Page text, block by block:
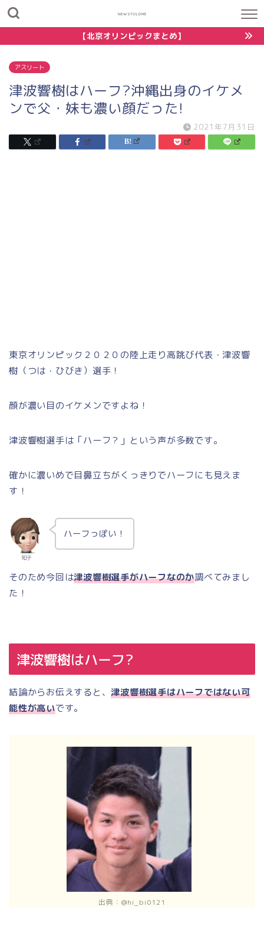
NEWSTOLDME
【北京オリンピックまとめ】
アスリート
津波響樹はハーフ?沖縄出身のイケメ
ンで父・妹も濃い顔だった!
2021年7月31日
東京オリンピック２０２０の陸上走り高跳び代表・津波響
樹（つは・ひびき）選手！
顔が濃い目のイケメンですよね！
津波響樹選手は「ハーフ？」という声が多数です。
確かに濃いめで目鼻立ちがくっきりでハーフにも見えま
す！
知子
ハーフっぽい！
そのため今回は津波響樹選手がハーフなのか調べてみまし
た！
津波響樹はハーフ?
結論からお伝えすると、津波響樹選手はハーフではない可
能性が高いです。
出典：@hi_bi0121